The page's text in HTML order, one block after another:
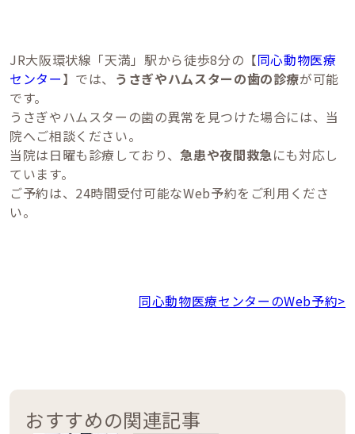
JR大阪環状線「天満」駅から徒歩8分の【同心動物医療
センター】では、 うさぎやハムスターの歯の診療が可能
です。
うさぎやハムスターの歯の異常を見つけた場合には、当
院へご相談ください。
当院は日曜も診療しており、急患や夜間救急にも対応し
ています。
ご予約は、24時間受付可能なWeb予約をご利用くださ
い。
同心動物医療センターのWeb予約>
おすすめの関連記事